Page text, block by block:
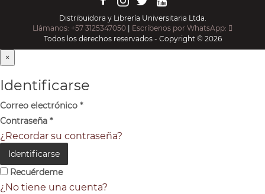
Distribuidora y Librería Universitaria Ltda.
Llámanos: +57 3125347050
Escríbenos por WhatsApp:
Todos los derechos reservados - Copyright © 2026
×
Identificarse
Correo electrónico *
Contraseña *
¿Recordar su contraseña?
Identificarse
Recuérdeme
¿No tiene una cuenta?